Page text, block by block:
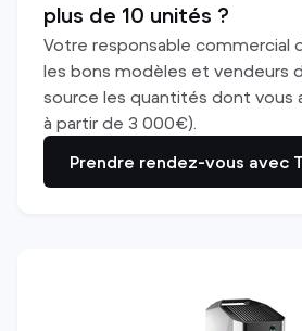
plus de 10 unités ?
Votre responsable commercial
les bons modèles et vendeurs
source les quantités dont vous
à partir de 3 000€).
Prendre rendez-vous avec